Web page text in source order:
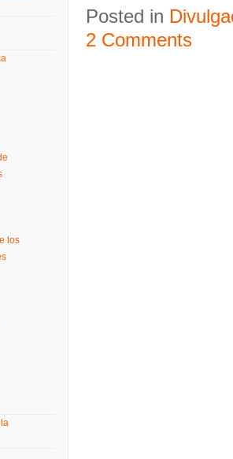
Posted in
2 Comments
los